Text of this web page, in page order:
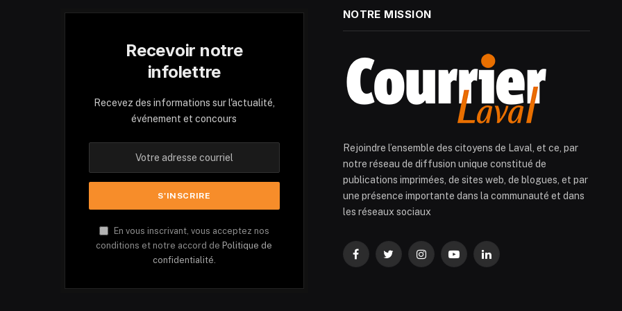
Recevoir notre
infolettre
Recevez des informations sur l'actualité,
événement et concours
En vous inscrivant, vous acceptez nos
conditions et notre accord de Politique de
confidentialité.
NOTRE MISSION
Rejoindre l’ensemble des citoyens de Laval, et ce, par
notre réseau de diffusion unique constitué de
publications imprimées, de sites web, de blogues, et par
une présence importante dans la communauté et dans
les réseaux sociaux
FacebookTwitterInstagramYouTubeLinkedIn